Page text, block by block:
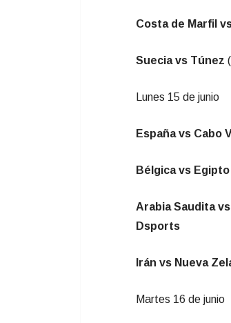
Costa de Marfil
Suecia vs Túnez
Lunes 15 de junio
España vs Cabo
Bélgica vs Egipto
Arabia Saudita
Dsports
Irán vs Nueva
Martes 16 de junio